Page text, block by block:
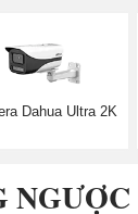
Dahua Ultra 2K